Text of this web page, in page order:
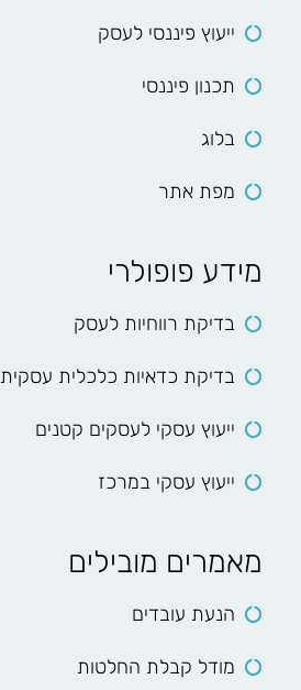
ייעוץ פיננסי לעסק
תכנון פיננסי
בלוג
מפת אתר
מידע פופולרי
בדיקת רווחיות לעסק
בדיקת כדאיות כלכלית עסקית
ייעוץ עסקי לעסקים קטנים
ייעוץ עסקי במרכז
מאמרים מובילים
הנעת עובדים
מודל קבלת החלטות